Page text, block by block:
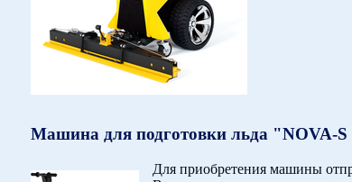
Машина для подготовки льда "NOVA-
Для приобретения машины